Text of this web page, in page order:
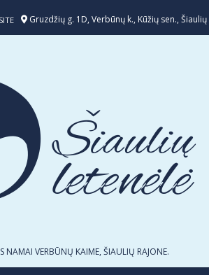
Gruzdžių g. 1D, Verbūnų k., Kūžių sen., Šiaulių
NAMAI VERBŪNŲ KAIME, ŠIAULIŲ RAJONE.